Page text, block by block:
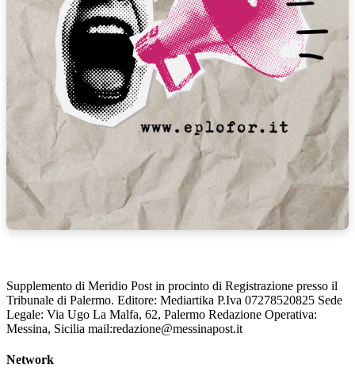
Supplemento di Meridio Post in procinto di Registrazione presso il
Tribunale di Palermo. Editore: Mediartika P.Iva 07278520825 Sede
Legale: Via Ugo La Malfa, 62, Palermo Redazione Operativa:
Messina, Sicilia mail:redazione@messinapost.it
Network